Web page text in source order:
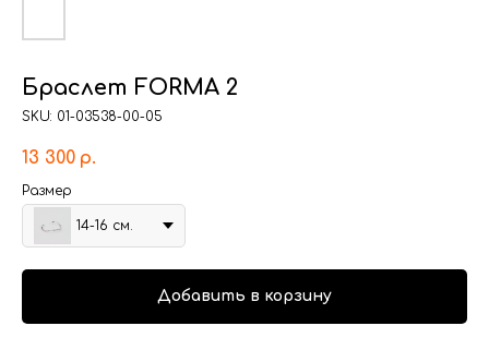
Браслет FORMA 2
SKU: 01-03538-00-05
13 300 р.
Размер
14-16 см.
Добавить в корзину